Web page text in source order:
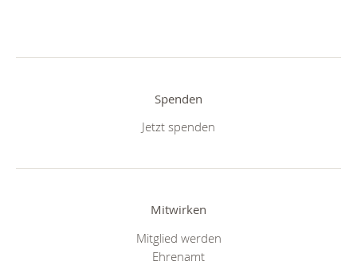
Spenden
Jetzt spenden
Mitwirken
Mitglied werden
Ehrenamt